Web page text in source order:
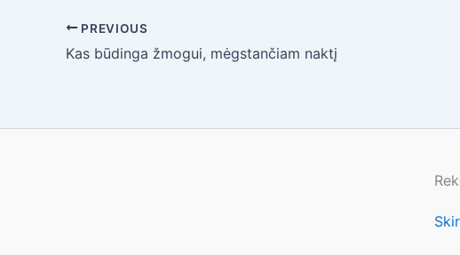
PREVIOUS
Kas būdinga žmogui, mėgstančiam naktį